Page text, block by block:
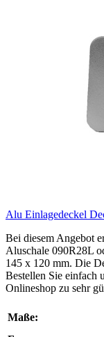
Alu Einlagedeckel
Bei diesem Angebot
Aluschale 090R28L
145 x 120 mm. Die
Bestellen Sie einfach
Onlineshop zu sehr
Maße: